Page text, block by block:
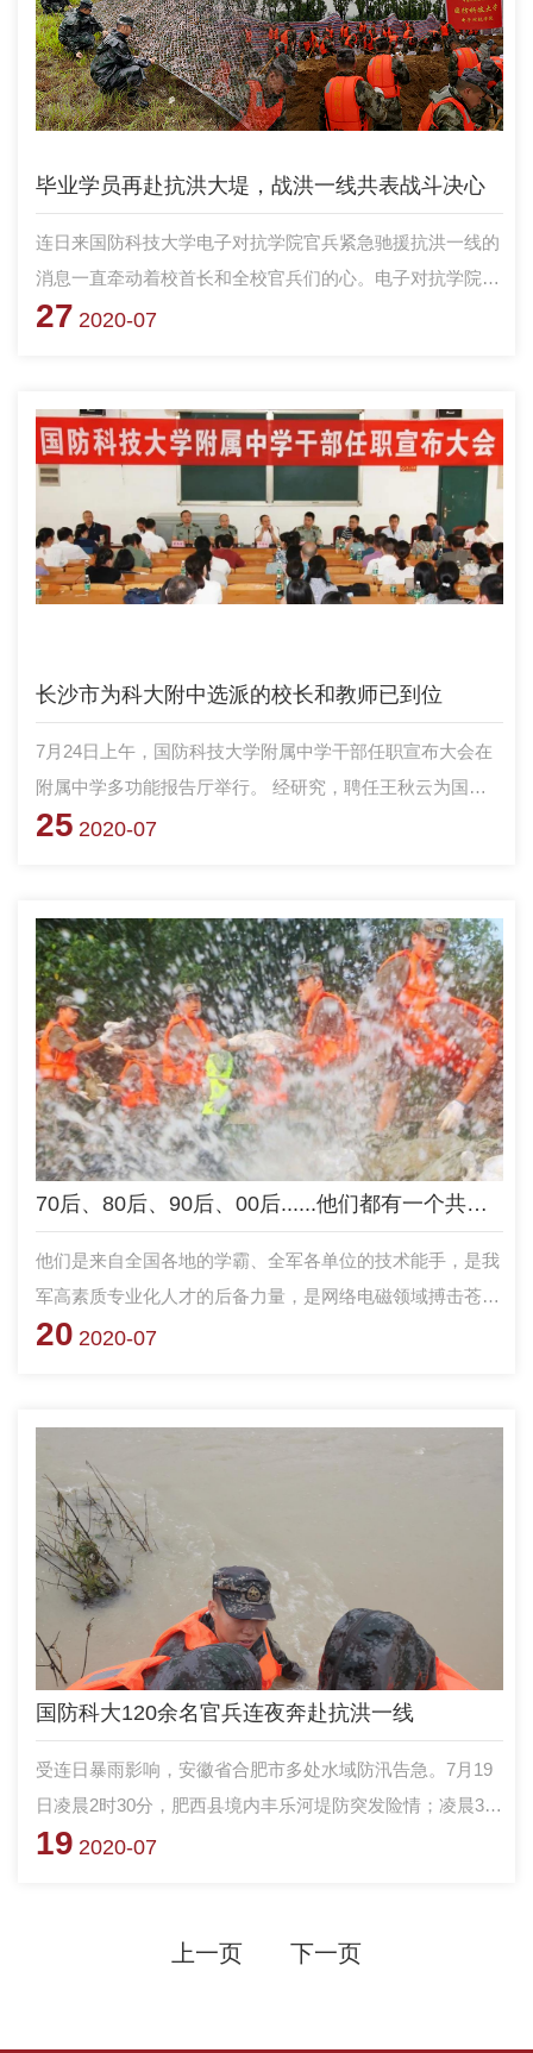
毕业学员再赴抗洪大堤，战洪一线共表战斗决心
连日来国防科技大学电子对抗学院官兵紧急驰援抗洪一线的
消息一直牵动着校首长和全校官兵们的心。电子对抗学院全
体官兵也向校党委、校首长立下决心书:“洪水不退我不退，
27 2020-07
长沙市为科大附中选派的校长和教师已到位
7月24日上午，国防科技大学附属中学干部任职宣布大会在
附属中学多功能报告厅举行。 经研究，聘任王秋云为国防
科技大学附属中学校长，赵慧勇为国防科技大学附属中学副
25 2020-07
70后、80后、90后、00后......他们都有一个共同的名字：抢险突击队员！
他们是来自全国各地的学霸、全军各单位的技术能手，是我
军高素质专业化人才的后备力量，是网络电磁领域搏击苍穹
的的生力军，也是有灵魂、有本事、有血性、有品德的新一
20 2020-07
国防科大120余名官兵连夜奔赴抗洪一线
受连日暴雨影响，安徽省合肥市多处水域防汛告急。7月19
日凌晨2时30分，肥西县境内丰乐河堤防突发险情；凌晨3时
01分合肥市防汛指挥部请求驰援；3时40分，国防科技大学
堤、堵塞管涌，全力抢险救援，尽最大努力保障人民生命财
19 2020-07
上一页 下一页